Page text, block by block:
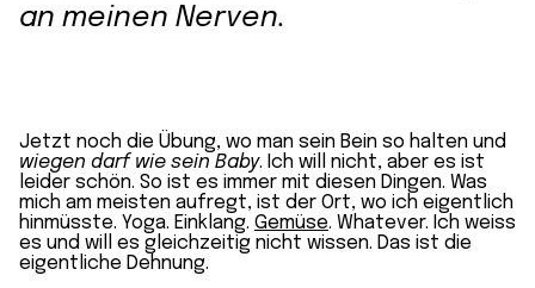
an meinen Nerven.
Jetzt noch die Übung, wo man sein Bein so halten und
wiegen darf wie sein Baby. Ich will nicht, aber es ist
leider schön. So ist es immer mit diesen Dingen. Was
mich am meisten aufregt, ist der Ort, wo ich eigentlich
hinmüsste. Yoga. Einklang. Gemüse. Whatever. Ich weiss
es und will es gleichzeitig nicht wissen. Das ist die
eigentliche Dehnung.